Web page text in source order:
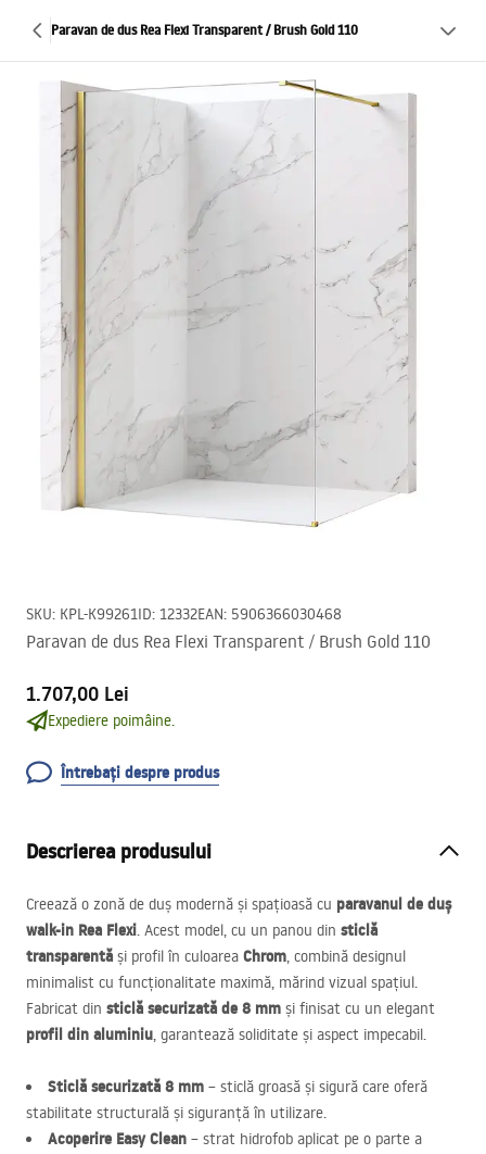
Paravan de dus Rea Flexi Transparent / Brush Gold 110
SKU: KPL-K99261ID: 12332EAN: 5906366030468
Paravan de dus Rea Flexi Transparent / Brush Gold 110
1.707,00 Lei
Expediere poimâine.
Întrebați despre produs
Descrierea produsului
Creează o zonă de duș modernă și spațioasă cu paravanul de duș
walk-in Rea Flexi. Acest model, cu un panou din sticlă
transparentă și profil în culoarea Chrom, combină designul
minimalist cu funcționalitate maximă, mărind vizual spațiul.
Fabricat din sticlă securizată de 8 mm și finisat cu un elegant
profil din aluminiu, garantează soliditate și aspect impecabil.
Sticlă securizată 8 mm – sticlă groasă și sigură care oferă
stabilitate structurală și siguranță în utilizare.
Acoperire Easy Clean – strat hidrofob aplicat pe o parte a